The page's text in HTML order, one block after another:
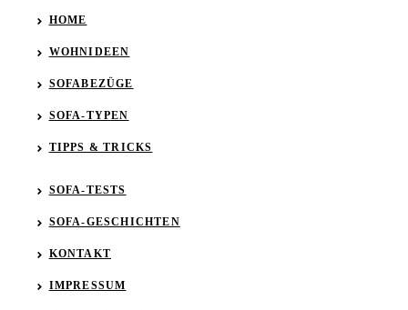
HOME
WOHNIDEEN
SOFABEZÜGE
SOFA-TYPEN
TIPPS & TRICKS
SOFA-TESTS
SOFA-GESCHICHTEN
KONTAKT
IMPRESSUM